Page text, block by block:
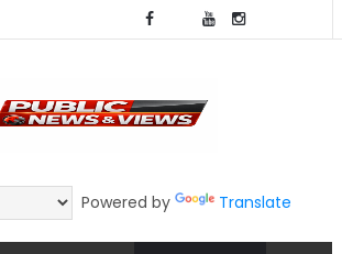
Powered by Translate